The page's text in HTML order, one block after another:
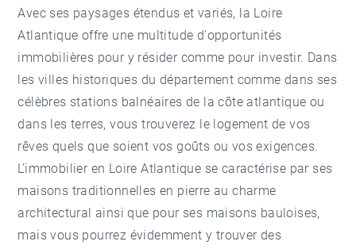
Avec ses paysages étendus et variés, la Loire
Atlantique offre une multitude d'opportunités
immobilières pour y résider comme pour investir. Dans
les villes historiques du département comme dans ses
célèbres stations balnéaires de la côte atlantique ou
dans les terres, vous trouverez le logement de vos
rêves quels que soient vos goûts ou vos exigences.
L'immobilier en Loire Atlantique se caractérise par ses
maisons traditionnelles en pierre au charme
architectural ainsi que pour ses maisons bauloises,
mais vous pourrez évidemment y trouver des